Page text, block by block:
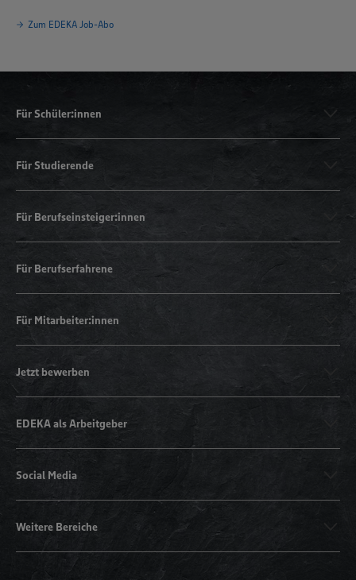
Zum EDEKA Job-Abo
Für Schüler:innen
Für Studierende
Für Berufseinsteiger:innen
Für Berufserfahrene
Für Mitarbeiter:innen
Jetzt bewerben
EDEKA als Arbeitgeber
Social Media
Weitere Bereiche